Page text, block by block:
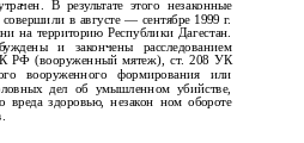
В результате этого незаконные
в августе — сентябре 1999 г.
на территорию Республики Дагестан.
и закончены расследованием
РФ (вооруженный мятеж), ст. 208 УК
вооруженного формирования или
дел об умышленном убийстве,
вреда здоровью, незакон­ ном обороте